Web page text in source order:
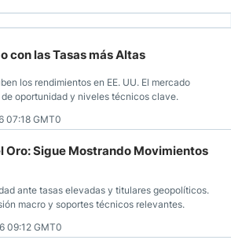
con las Tasas más Altas
los rendimientos en EE. UU. El mercado
oportunidad y niveles técnicos clave.
07:18 GMT0
Oro: Sigue Mostrando Movimientos
ante tasas elevadas y titulares geopolíticos.
macro y soportes técnicos relevantes.
09:12 GMT0